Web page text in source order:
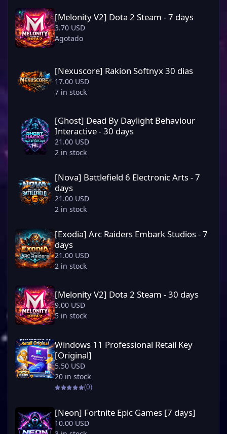
[Melonity V2] Dota 2 Steam - 7 days
[Melonity V2] Dota 2 Steam - 7 days
3.70 USD
Agotado
[Nexuscore] Rakion Softnyx 30 dias
17.00 USD
7 in stock
[Ghost] Dead By Daylight Behaviour
Interactive - 30 days
21.00 USD
2 in stock
[Nova] Battlefield 6 Electronic Arts - 7
days
21.00 USD
2 in stock
[Exodia] Arc Raiders Embark Studios - 7
days
21.00 USD
2 in stock
[Melonity V2] Dota 2 Steam - 30 days
[Melonity V2] Dota 2 Steam - 30 days
9.00 USD
5 in stock
Windows 11 Professional Retail Key
[Original]
5.50 USD
20 in stock
(0)
[Neon] Fortnite Epic Games [7 days]
10.00 USD